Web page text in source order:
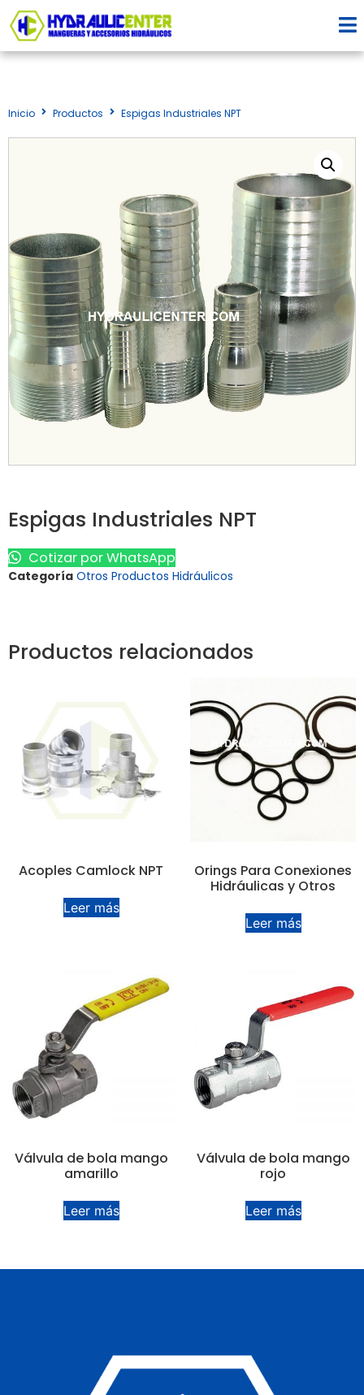
Inicio Productos Espigas Industriales NPT
Espigas Industriales NPT
Cotizar por WhatsApp
Categoría Otros Productos Hidráulicos
Productos relacionados
Acoples Camlock NPT
Leer más
Orings Para Conexiones
Hidráulicas y Otros
Leer más
Válvula de bola mango
amarillo
Leer más
Válvula de bola mango
rojo
Leer más